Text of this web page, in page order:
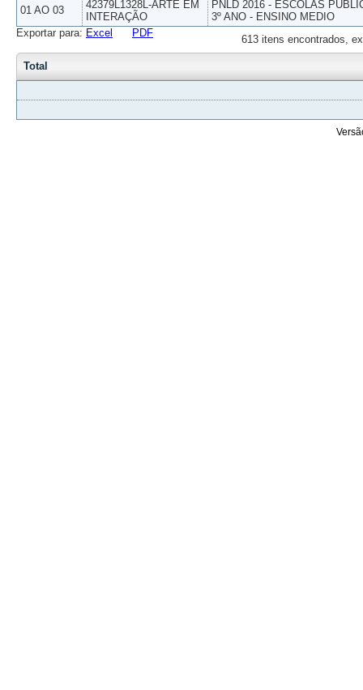
01 AO 03
42379L1328L-ARTE EM
INTERAÇÃO
PNLD 2016 - ESCOLAS
3º ANO - ENSINO MEDIO
613 itens encontrados,
Exportar para: Excel PDF
Total